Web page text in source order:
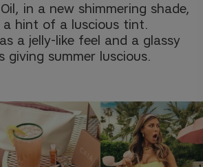
in a new shimmering shade,
a hint of a luscious tint.
a jelly-like feel and a glassy
giving summer luscious.